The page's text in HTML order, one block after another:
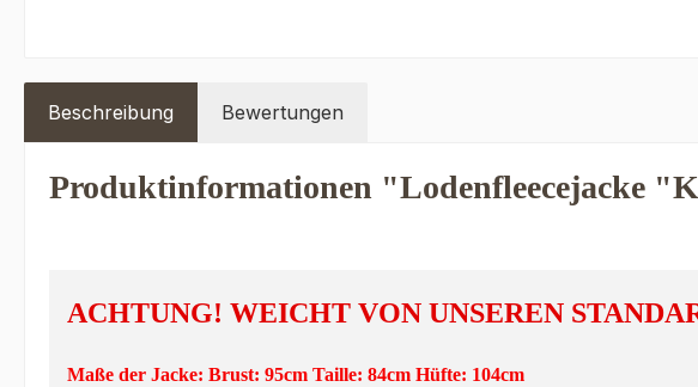
Beschreibung Bewertungen
Produktinformationen "Lodenfleecejacke
ACHTUNG! WEICHT VON UNSEREN
Maße der Jacke: Brust: 95cm Taille: 84cm Hüfte: 104cm